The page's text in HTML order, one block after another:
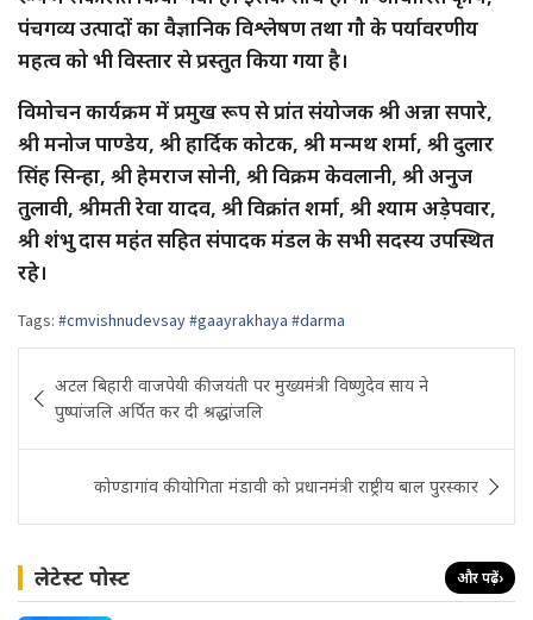
पंचगव्य उत्पादों का वैज्ञानिक विश्लेषण तथा गौ के पर्यावरणीय
महत्व को भी विस्तार से प्रस्तुत किया गया है।
विमोचन कार्यक्रम में प्रमुख रूप से प्रांत संयोजक श्री अन्ना सपारे,
श्री मनोज पाण्डेय, श्री हार्दिक कोटक, श्री मन्मथ शर्मा, श्री दुलार
सिंह सिन्हा, श्री हेमराज सोनी, श्री विक्रम केवलानी, श्री अनुज
तुलावी, श्रीमती रेवा यादव, श्री विक्रांत शर्मा, श्री श्याम अड़ेपवार,
श्री शंभु दास महंत सहित संपादक मंडल के सभी सदस्य उपस्थित
रहे।
Tags: #cmvishnudevsay #gaayrakhaya #darma
navigation
अटल बिहारी वाजपेयी की जयंती पर मुख्यमंत्री विष्णुदेव साय ने
पुष्पांजलि अर्पित कर दी श्रद्धांजलि
कोण्डागांव की योगिता मंडावी को प्रधानमंत्री राष्ट्रीय बाल पुरस्कार
लेटेस्ट पोस्ट और पढ़ें›